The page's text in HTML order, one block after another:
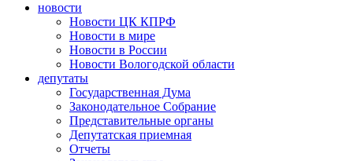
новости
Новости ЦК КПРФ
Новости в мире
Новости в России
Новости Вологодской области
депутаты
Государственная Дума
Законодательное Собрание
Представительные органы
Депутатская приемная
Отчеты